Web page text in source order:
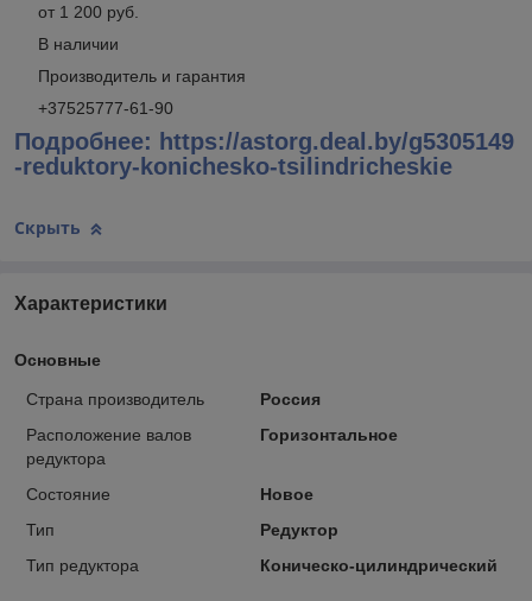
от 1 200 руб.
В наличии
Производитель и гарантия
+37525777-61-90
Подробнее: https://astorg.deal.by/g5305149
-reduktory-konichesko-tsilindricheskie
Скрыть
Характеристики
Основные
Страна производитель
Россия
Расположение валов
редуктора
Горизонтальное
Состояние
Новое
Тип
Редуктор
Тип редуктора
Коническо-цилиндрический